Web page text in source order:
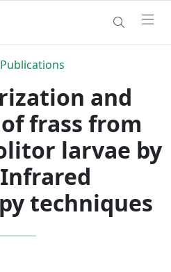
Publications
and
frass from
larvae by
techniques